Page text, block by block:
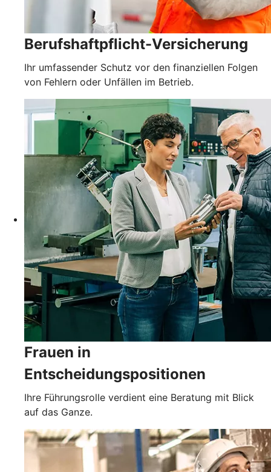
Berufshaftpflicht-Versicherung
Ihr umfassender Schutz vor den finanziellen Folgen
von Fehlern oder Unfällen im Betrieb.
Frauen in
Entscheidungspositionen
Ihre Führungsrolle verdient eine Beratung mit Blick
auf das Ganze.